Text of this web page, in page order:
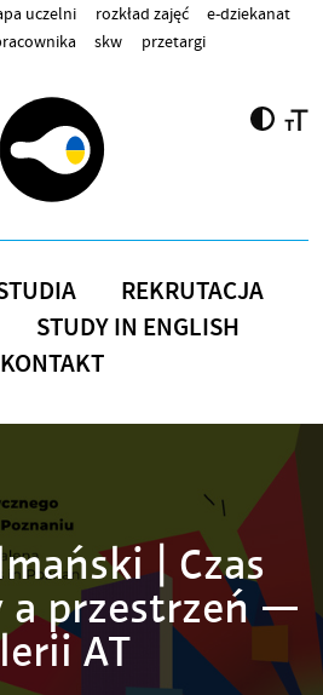
uczelni rozkład zajęć
e-dziekanat
skw
przetargi
REKRUTACJA
STUDY IN ENGLISH
KONTAKT
| Czas
a przestrzeń —
AT